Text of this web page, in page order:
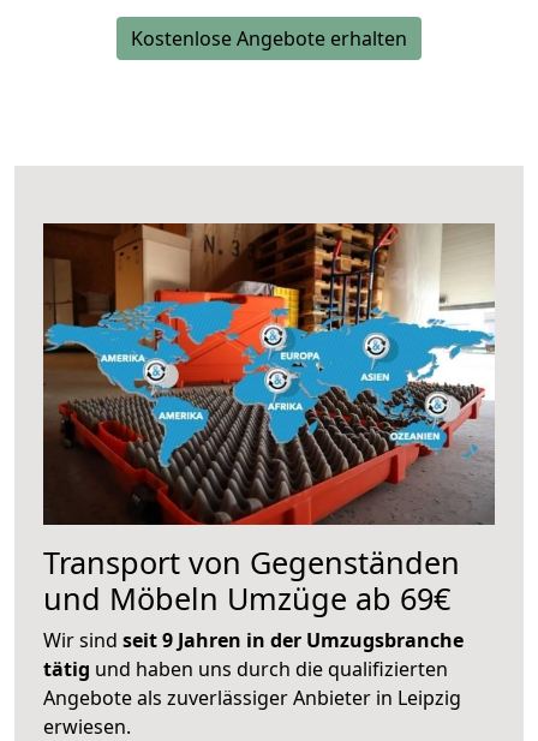
Kostenlose Angebote erhalten
Transport von Gegenständen
und Möbeln Umzüge ab 69€
Wir sind seit 9 Jahren in der Umzugsbranche
tätig und haben uns durch die qualifizierten
Angebote als zuverlässiger Anbieter in Leipzig
erwiesen.